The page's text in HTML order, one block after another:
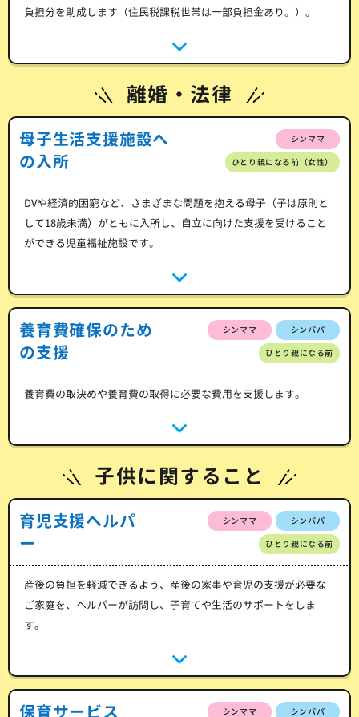
負担分を助成します（住民税課税世帯は一部負担金あり。）。
離婚・法律
母子生活支援施設へ
の入所
シンママ
ひとり親になる前（女性）
DVや経済的困窮など、さまざまな問題を抱える母子（子は原則と
して18歳未満）がともに入所し、自立に向けた支援を受けること
ができる児童福祉施設です。
養育費確保のため
の支援
シンママ シンパパ
ひとり親になる前
養育費の取決めや養育費の取得に必要な費用を支援します。
子供に関すること
育児支援ヘルパ
ー
シンママ シンパパ
ひとり親になる前
産後の負担を軽減できるよう、産後の家事や育児の支援が必要な
ご家庭を、ヘルパーが訪問し、子育てや生活のサポートをしま
す。
保育サービス シンママ シンパパ